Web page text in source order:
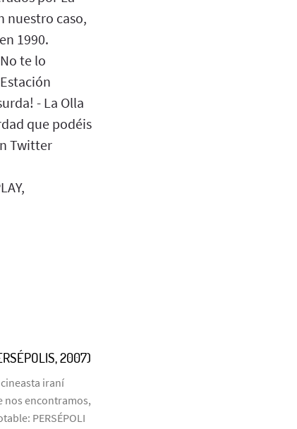
nuestro caso,
1990.
te lo
- La Olla
que podéis
Twitter
2007)
iraní
nos encontramos,
PERSÉPOLI